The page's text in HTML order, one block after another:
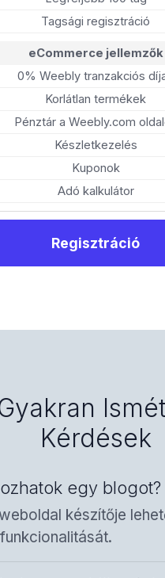
Tagsági regisztráció
eCommerce jellemzők
0% Weebly tranzakciós
Korlátlan termékek
Pénztár a Weebly.com
Készletkezelés
Kuponok
Adó kalkulátor
Regisztráció
Kérdések
egy blogot?
készítője